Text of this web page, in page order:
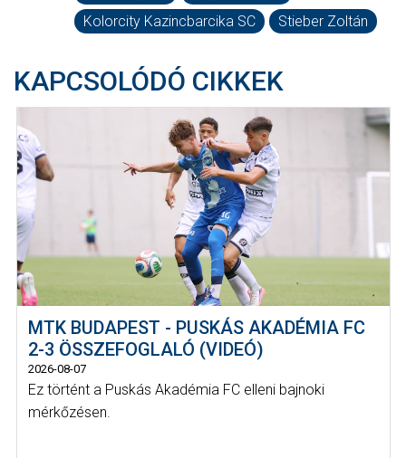
Kolorcity Kazincbarcika SC
Stieber Zoltán
KAPCSOLÓDÓ CIKKEK
MTK BUDAPEST - PUSKÁS AKADÉMIA FC
2-3 ÖSSZEFOGLALÓ (VIDEÓ)
2026-08-07
Ez történt a Puskás Akadémia FC elleni bajnoki
mérkőzésen.